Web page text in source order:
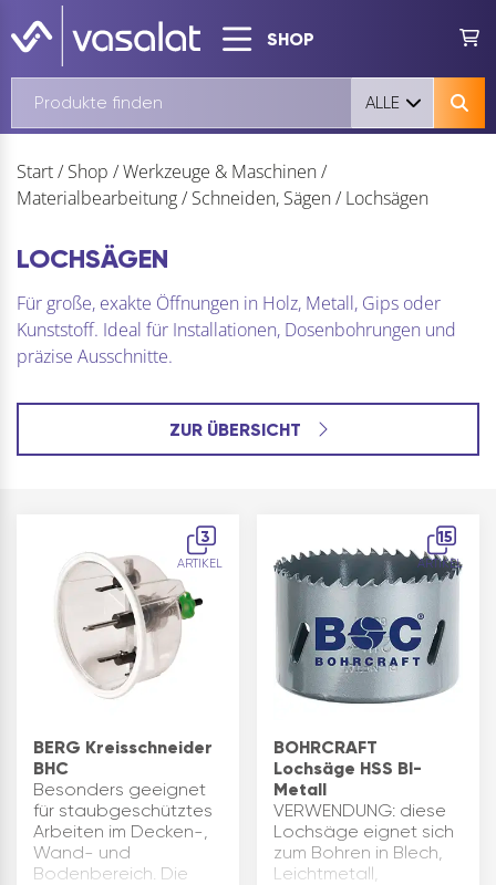
SHOP
ALLE
Start/ Shop /Werkzeuge & Maschinen/
Materialbearbeitung/ Schneiden, Sägen/ Lochsägen
LOCHSÄGEN
Für große, exakte Öffnungen in Holz, Metall, Gips oder
Kunststoff. Ideal für Installationen, Dosenbohrungen und
präzise Ausschnitte.
ZUR ÜBERSICHT
3
ARTIKEL
BERG Kreisschneider
BHC
Besonders geeignet
für staubgeschütztes
Arbeiten im Decken-,
Wand- und
Bodenbereich. Die
15
ARTIKEL
BOHRCRAFT
Lochsäge HSS BI-
Metall
VERWENDUNG: diese
Lochsäge eignet sich
zum Bohren in Blech,
Leichtmetall,